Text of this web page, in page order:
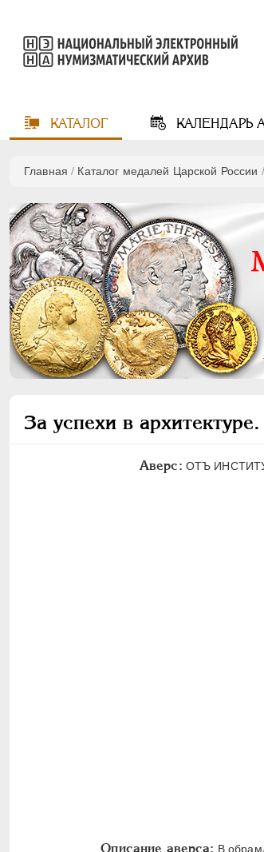
КАТАЛОГ КАЛЕНДАРЬ
Главная / Каталог медалей Царской России
За успехи в
Аверс: ОТЪ
Описание аверса: В